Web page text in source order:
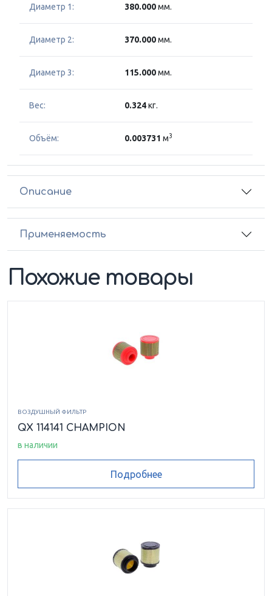
Диаметр 1: 380.000мм.
Диаметр 2: 370.000мм.
Диаметр 3: 115.000мм.
Вес: 0.324кг.
Объём: 0.003731 м3
Описание
Применяемость
Похожие товары
ВОЗДУШНЫЙ ФИЛЬТР
QX 114141 CHAMPION
в наличии
Подробнее